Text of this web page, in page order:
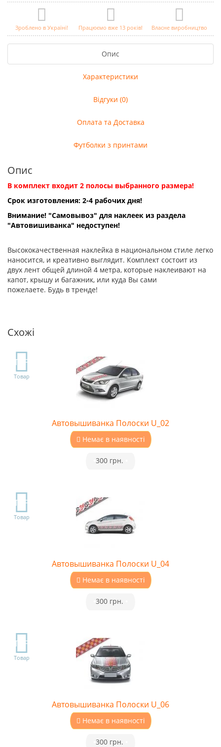
Зроблено в Україні! Працюємо вже 13 років! Власне виробництво
Опис
Характеристики
Відгуки (0)
Оплата та Доставка
Футболки з принтами
Опис
В комплект входит 2 полосы выбранного размера!
Срок изготовления: 2-4 рабочих дня!
Внимание! "Самовывоз" для наклеек из раздела
"Автовишиванка" недоступен!
Высококачественная наклейка в национальном стиле легко
наносится, и креативно выглядит. Комплект состоит из
двух лент общей длиной 4 метра, которые наклеивают на
капот, крышу и багажник, или куда Вы сами
пожелаете. Будь в тренде!
Схожі
TOP
Товар
Автовышиванка Полоски U_02
Немає в наявності
300 грн.
TOP
Товар
Автовышиванка Полоски U_04
Немає в наявності
300 грн.
TOP
Товар
Автовышиванка Полоски U_06
Немає в наявності
300 грн.